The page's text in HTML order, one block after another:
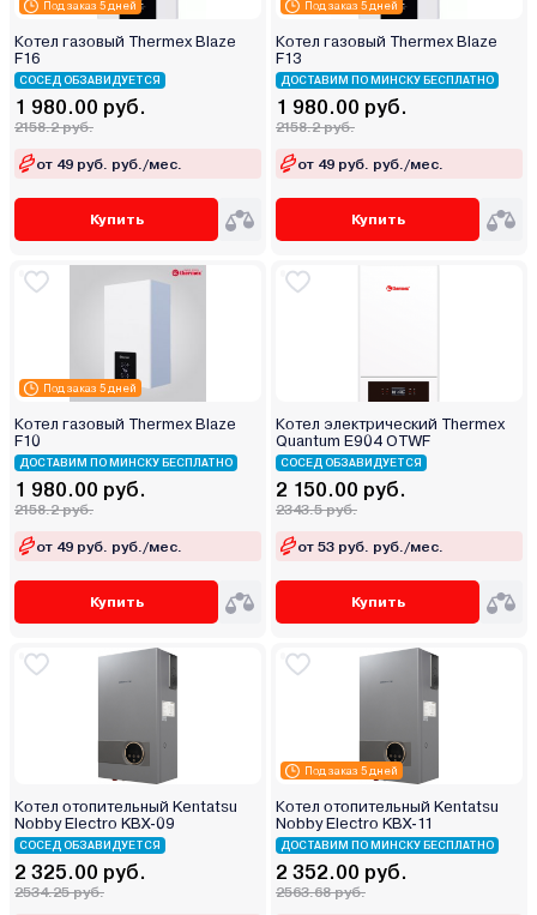
Под заказ 5 дней
Котел газовый Thermex Blaze
F16
СОСЕД ОБЗАВИДУЕТСЯ
1 980.00 руб.
2158.2 руб.
от 49 руб. руб./мес.
Купить
Под заказ 5 дней
Котел газовый Thermex Blaze
F13
ДОСТАВИМ ПО МИНСКУ БЕСПЛАТНО
1 980.00 руб.
2158.2 руб.
от 49 руб. руб./мес.
Купить
Под заказ 5 дней
Котел газовый Thermex Blaze
F10
ДОСТАВИМ ПО МИНСКУ БЕСПЛАТНО
1 980.00 руб.
2158.2 руб.
от 49 руб. руб./мес.
Купить
Котел электрический Thermex
Quantum E904 OTWF
СОСЕД ОБЗАВИДУЕТСЯ
2 150.00 руб.
2343.5 руб.
от 53 руб. руб./мес.
Купить
Котел отопительный Kentatsu
Nobby Electro KBX-09
СОСЕД ОБЗАВИДУЕТСЯ
2 325.00 руб.
2534.25 руб.
Под заказ 5 дней
Котел отопительный Kentatsu
Nobby Electro KBX-11
ДОСТАВИМ ПО МИНСКУ БЕСПЛАТНО
2 352.00 руб.
2563.68 руб.